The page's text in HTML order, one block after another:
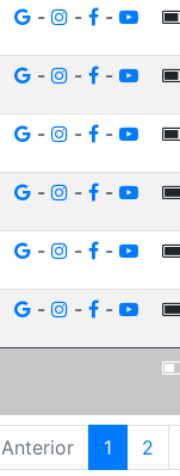
- - -
- - -
- - -
- - -
- - -
- - -
Anterior 1 2